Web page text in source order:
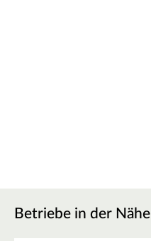
Betriebe in der Nähe